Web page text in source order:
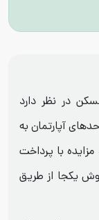
در نظر دارد
آپارتمان به
با پرداخت
یکجا از طریق